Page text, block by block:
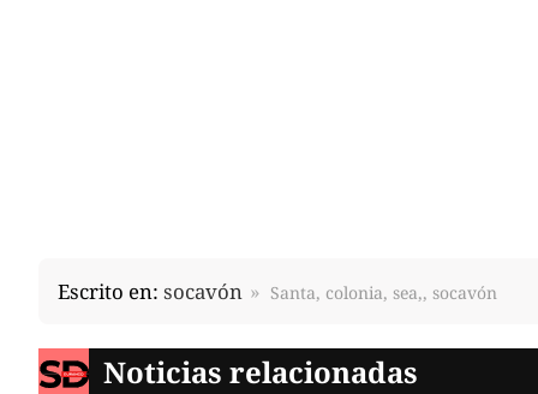
Escrito en: socavón Santa, colonia, sea,, socavón
Noticias relacionadas